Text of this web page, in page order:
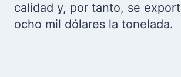
calidad y, por tanto, se
ocho mil dólares la tonelada.